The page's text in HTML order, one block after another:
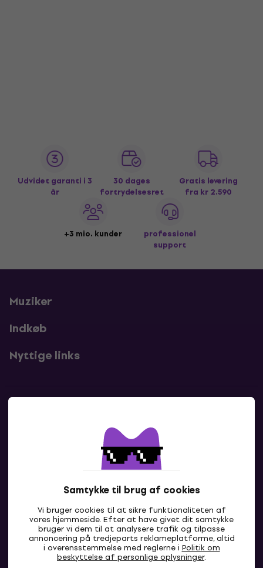
Samtykke til brug af cookies
Vi bruger cookies til at sikre funktionaliteten af
vores hjemmeside. Efter at have givet dit samtykke
bruger vi dem til at analysere trafik og tilpasse
annoncering på tredjeparts reklameplatforme, altid
i overensstemmelse med reglerne i Politik om
beskyttelse af personlige oplysninger.
Udvidet garanti i 3
år
30 dages
fortrydelsesret
Gratis levering
fra kr 2.590
+3 mio. kunder
professionel
support
Muziker
Indkøb
Nyttige links
Kontakt os
DK